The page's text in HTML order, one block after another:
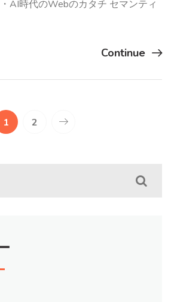
AI時代のWebのカタチ セマンティ
Continue
1 2